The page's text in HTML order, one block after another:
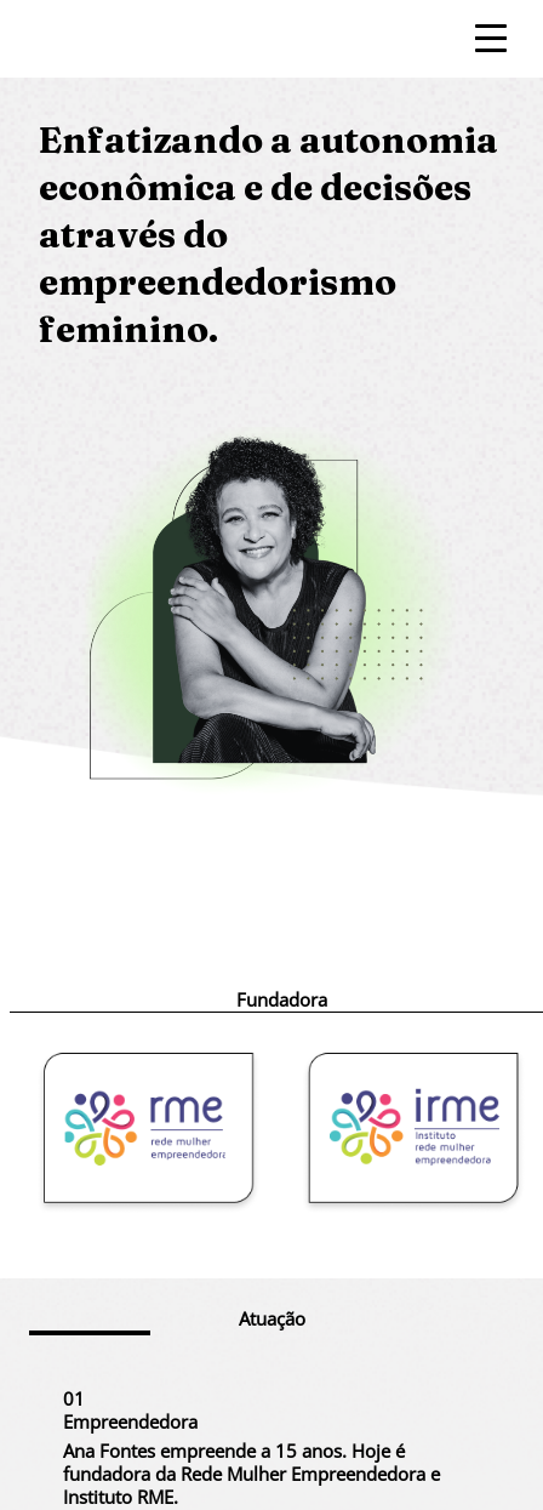
Enfatizando a autonomia
econômica e de decisões
através do
empreendedorismo
feminino.
Fundadora
Atuação
01
Empreendedora
Ana Fontes empreende a 15 anos. Hoje é
fundadora da Rede Mulher Empreendedora e
Instituto RME.